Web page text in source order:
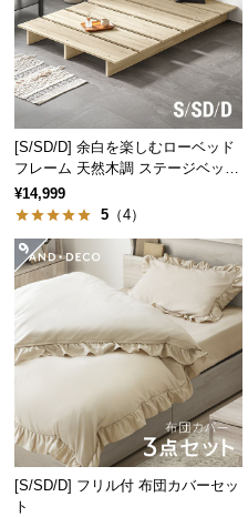
品・
キ
ャ
ン
セ
ル
に
つ
い
て
に
て
会
[S/SD/D] 余白を楽しむローベッド
フレーム 天然木調 ステージベッド
ロボット掃除機対応
¥14,999
5 （4）
[S/SD/D] フリル付 布団カバーセッ
ト